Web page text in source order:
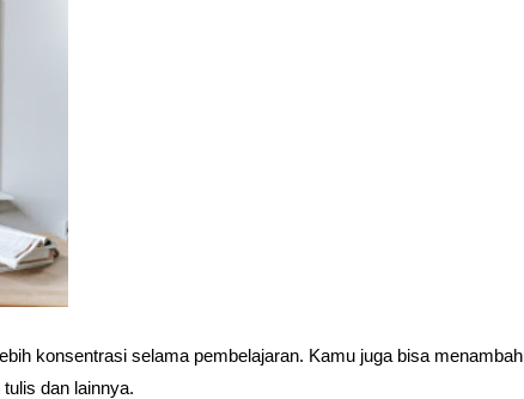
konsentrasi selama pembelajaran. Kamu juga bisa menambah
dan lainnya.